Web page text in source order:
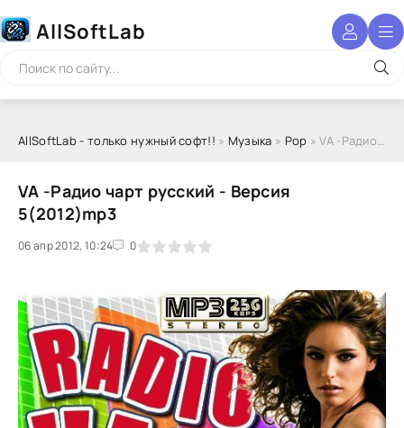
AllSoftLab
AllSoftLab - только нужный софт!! » Музыка » Pop » VA -Радио чарт русский - Версия 5(2012)mp3
VA -Радио чарт русский - Версия
5(2012)mp3
06 апр 2012, 10:24 0
1 2 3 4 5